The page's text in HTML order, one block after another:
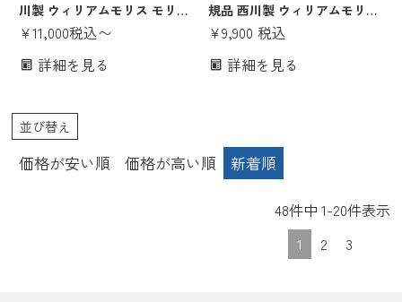
川製 ウィリアムモリス モリス
いちご泥棒 掛けふとんカバー
190×210 ダブル 日本製 国産
綿100 サテン 洗える おしゃれ
かわいい 寝具 花柄
¥11,000税込〜
詳細を見る
規品 西川製 ウィリアムモリス
モリス 掛けふとんカバー 掛け
グ 日本製 国産 nishikawa オレ
¥9,900 税込
詳細を見る
並び替え
価格が安い順 価格が高い順 新着順
48件中 1-20件表示
1
2 3